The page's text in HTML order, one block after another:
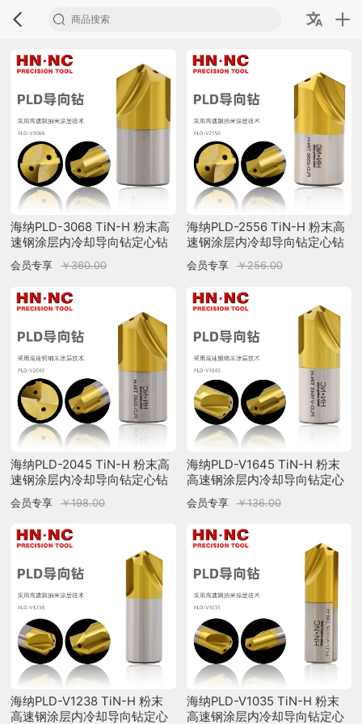
海纳PLD-3068 TiN-H 粉末高
速钢涂层内冷却导向钻定心钻
U钻中心刃
会员专享 ￥360.00
海纳PLD-2556 TiN-H 粉末高
速钢涂层内冷却导向钻定心钻
U钻中心刃
会员专享 ￥256.00
海纳PLD-2045 TiN-H 粉末高
速钢涂层内冷却导向钻定心钻
U钻中心刃
会员专享 ￥198.00
海纳PLD-V1645 TiN-H 粉末
高速钢涂层内冷却导向钻定心
钻U钻中心刃
会员专享 ￥136.00
海纳PLD-V1238 TiN-H 粉末
高速钢涂层内冷却导向钻定心
海纳PLD-V1035 TiN-H 粉末
高速钢涂层内冷却导向钻定心